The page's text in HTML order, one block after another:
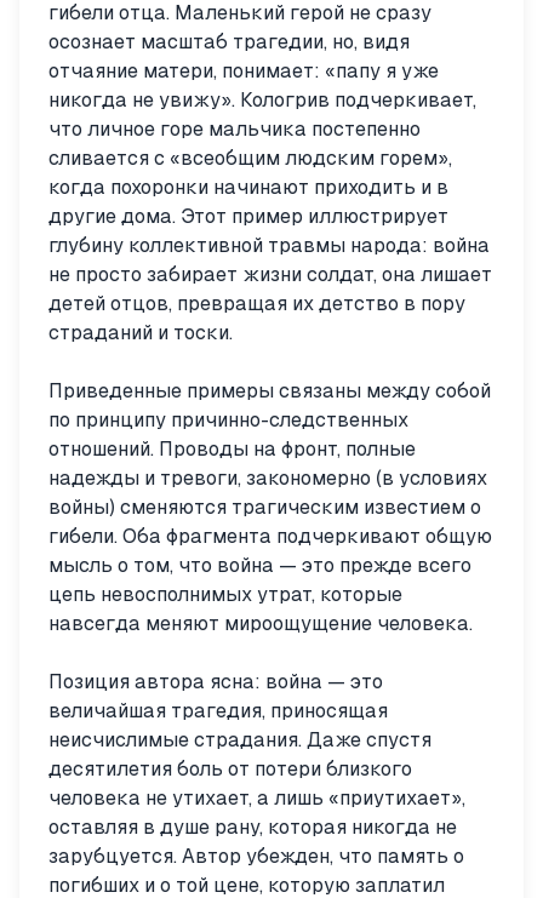
гибели отца. Маленький герой не сразу
осознает масштаб трагедии, но, видя
отчаяние матери, понимает: «папу я уже
никогда не увижу». Кологрив подчеркивает,
что личное горе мальчика постепенно
сливается с «всеобщим людским горем»,
когда похоронки начинают приходить и в
другие дома. Этот пример иллюстрирует
глубину коллективной травмы народа: война
не просто забирает жизни солдат, она лишает
детей отцов, превращая их детство в пору
страданий и тоски.
Приведенные примеры связаны между собой
по принципу причинно-следственных
отношений. Проводы на фронт, полные
надежды и тревоги, закономерно (в условиях
войны) сменяются трагическим известием о
гибели. Оба фрагмента подчеркивают общую
мысль о том, что война — это прежде всего
цепь невосполнимых утрат, которые
навсегда меняют мироощущение человека.
Позиция автора ясна: война — это
величайшая трагедия, приносящая
неисчислимые страдания. Даже спустя
десятилетия боль от потери близкого
человека не утихает, а лишь «приутихает»,
оставляя в душе рану, которая никогда не
зарубцуется. Автор убежден, что память о
погибших и о той цене, которую заплатил